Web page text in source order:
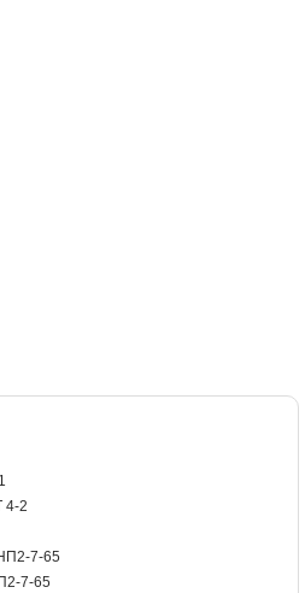
4-2
7-65
7-65